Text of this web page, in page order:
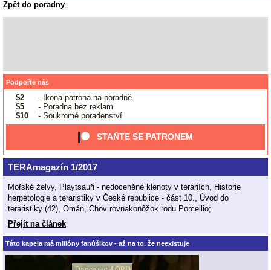
Zpět do poradny
Podpořte nás
$2
- Ikona patrona na poradně
$5
- Poradna bez reklam
$10
- Soukromé poradenství
STAŇTE SE PATRONEM
TERAmagazín 1/2017
Mořské želvy, Playtsauři - nedoceněné klenoty v teráriích, Historie
herpetologie a teraristiky v České republice - část 10., Úvod do
teraristiky (42), Omán, Chov rovnakonôžok rodu Porcellio;
Přejít na článek
Táto kapela má milióny fanúšikov - až na to, že neexistuje